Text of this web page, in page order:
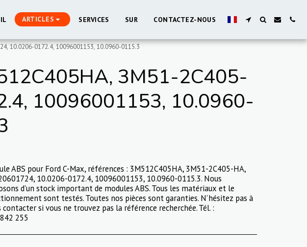
ARTICLES SERVICES SUR CONTACTEZ-NOUS
10.0206-0172.4, 10096001153, 10.0960-0115.3
3M51-2C405-
10096001153, 10.0960-
ABS pour Ford C-Max, références : 3M512C405HA, 3M51-2C405-HA,
10.0206-0172.4, 10096001153, 10.0960-0115.3. Nous
d'un stock important de modules ABS. Tous les matériaux et le
sont testés. Toutes nos pièces sont garanties. N'hésitez pas à
contacter si vous ne trouvez pas la référence recherchée. Tél. :
255